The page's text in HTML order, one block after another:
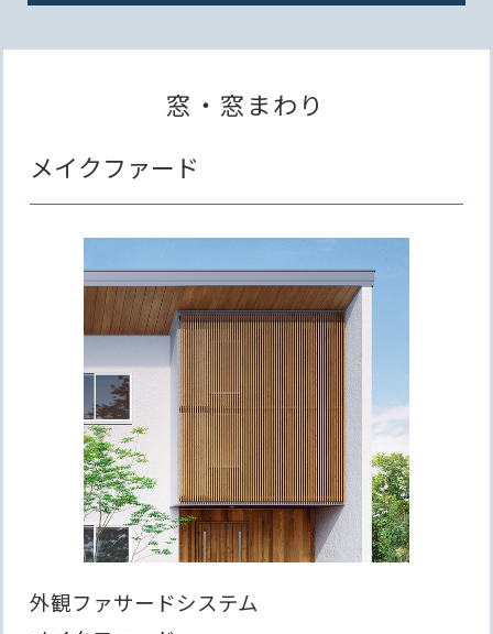
窓・窓まわり
メイクファード
外観ファサードシステム